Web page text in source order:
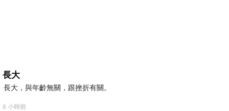
長大
長大，與年齡無關，跟挫折有關。
8 小時前